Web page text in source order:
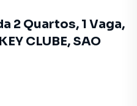
2 Quartos, 1 Vaga,
CLUBE, SAO